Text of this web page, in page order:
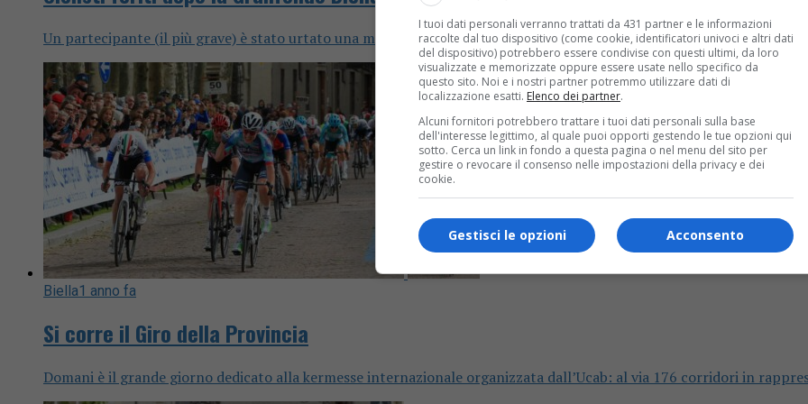
Un partecipante (il più grave) è stato urtato una moto, altri tre sarebbero stati coinvolti in un investimento al bivio
Biella1 anno fa
Si corre il Giro della Provincia
Domani è il grande giorno dedicato alla kermesse internazionale organizzata dall’Ucab: al via 176 corridori in
I tuoi dati personali verranno trattati da 431 partner e le informazioni
raccolte dal tuo dispositivo (come cookie, identificatori univoci e altri dati
del dispositivo) potrebbero essere condivise con questi ultimi, da loro
visualizzate e memorizzate oppure essere usate nello specifico da
questo sito. Noi e i nostri partner potremmo utilizzare dati di
localizzazione esatti. Elenco dei partner.
Alcuni fornitori potrebbero trattare i tuoi dati personali sulla base
dell'interesse legittimo, al quale puoi opporti gestendo le tue opzioni qui
sotto. Cerca un link in fondo a questa pagina o nel menu del sito per
gestire o revocare il consenso nelle impostazioni della privacy e dei
cookie.
Acconsento
Gestisci le opzioni